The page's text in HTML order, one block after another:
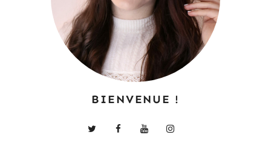
BIENVENUE !